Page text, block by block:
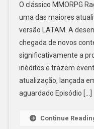
O clássico MMORPG
uma das maiores
versão LATAM. A
chegada de novos
significativamente a
inéditos e trazem
atualização, lançada
aguardado Episódio […]
Continue